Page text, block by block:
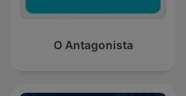
O Antagonista